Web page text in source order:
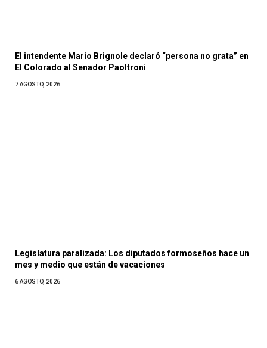
El intendente Mario Brignole declaró “persona no grata” en
El Colorado al Senador Paoltroni
7 AGOSTO, 2026
Legislatura paralizada: Los diputados formoseños hace un
mes y medio que están de vacaciones
6 AGOSTO, 2026